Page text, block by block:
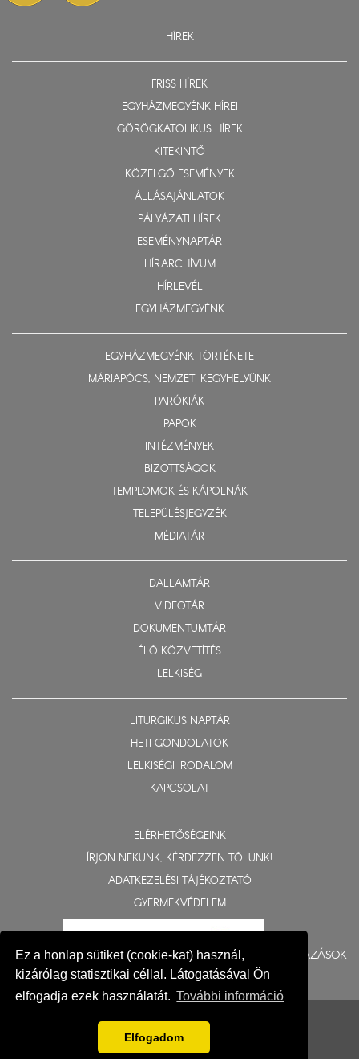
Ez a honlap sütiket (cookie-kat) használ,
kizárólag statisztikai céllal. Látogatásával Ön
elfogadja ezek használatát. További információ
Elfogadom
HÍREK
FRISS HÍREK
EGYHÁZMEGYÉNK HÍREI
GÖRÖGKATOLIKUS HÍREK
KITEKINTŐ
KÖZELGŐ ESEMÉNYEK
ÁLLÁSAJÁNLATOK
PÁLYÁZATI HÍREK
ESEMÉNYNAPTÁR
HÍRARCHÍVUM
HÍRLEVÉL
EGYHÁZMEGYÉNK
EGYHÁZMEGYÉNK TÖRTÉNETE
MÁRIAPÓCS, NEMZETI KEGYHELYÜNK
PARÓKIÁK
PAPOK
INTÉZMÉNYEK
BIZOTTSÁGOK
TEMPLOMOK ÉS KÁPOLNÁK
TELEPÜLÉSJEGYZÉK
MÉDIATÁR
DALLAMTÁR
VIDEOTÁR
DOKUMENTUMTÁR
ÉLŐ KÖZVETÍTÉS
LELKISÉG
LITURGIKUS NAPTÁR
HETI GONDOLATOK
LELKISÉGI IRODALOM
KAPCSOLAT
ELÉRHETŐSÉGEINK
ÍRJON NEKÜNK, KÉRDEZZEN TŐLÜNK!
ADATKEZELÉSI TÁJÉKOZTATÓ
GYERMEKVÉDELEM
BERUHÁZÁSOK
Impresszum